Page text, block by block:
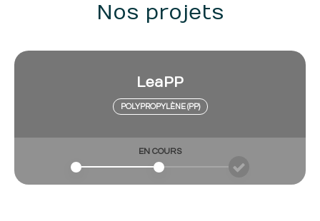
Nos projets
LeaPP
POLYPROPYLÈNE (PP)
EN COURS